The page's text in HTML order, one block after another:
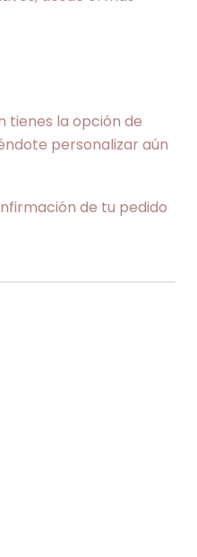
tienes la opción de
personalizar aún
de tu pedido